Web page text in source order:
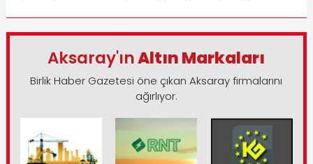
Aksaray'ınAltın Markaları
Birlik Haber Gazetesi öne çıkan Aksaray firmalarını
ağırlıyor.